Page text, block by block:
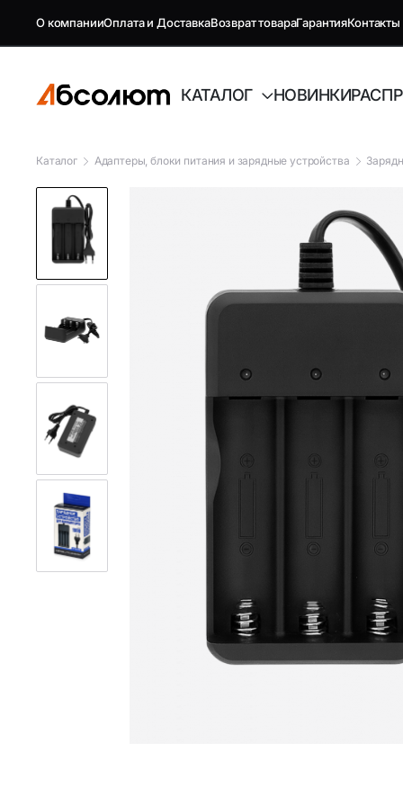
О компанииОплата и ДоставкаВозврат товараГарантияКонтакты
КАТАЛОГ
GSM репитеры, антенны и
комплектующие
Антенны GSM
ТВ-антенны
Усилители антенные SWA
Канцелярские товары
Коврики для резки
FM-
Колонки
Системы
НОВИНКИ
Каталог Адаптеры, блоки питания и зарядные устройства